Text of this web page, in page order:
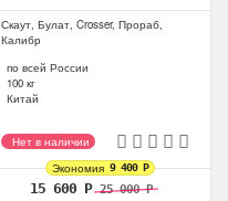
Скаут, Булат, Crosser, Прораб,
Калибр
по всей России
100 кг
Китай
Нет в наличии
Экономия 9 400 Р
15 600 Р 25 000Р